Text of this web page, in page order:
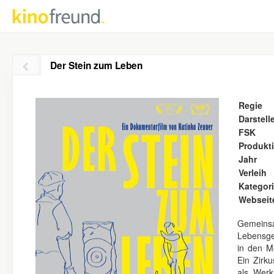
Der Stein zum Leben
Regie
FSK
Jahr
Verleih
in den
Ein